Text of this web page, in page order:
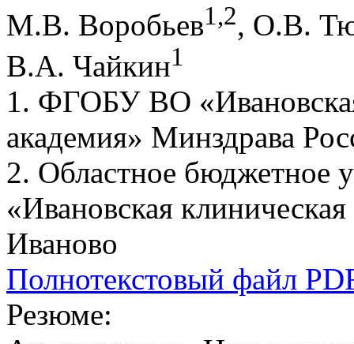
М.В. Воробьев1,2, О.В.
В.А. Чайкин1
1. ФГОБУ ВО
академия» Минздрава
2. Областное бюджетное
«Ивановская
Иваново
Полнотекстовый файл
Резюме: